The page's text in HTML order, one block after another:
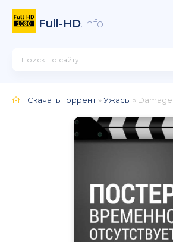
Full-HD.info
Скачать торрент »Ужасы »